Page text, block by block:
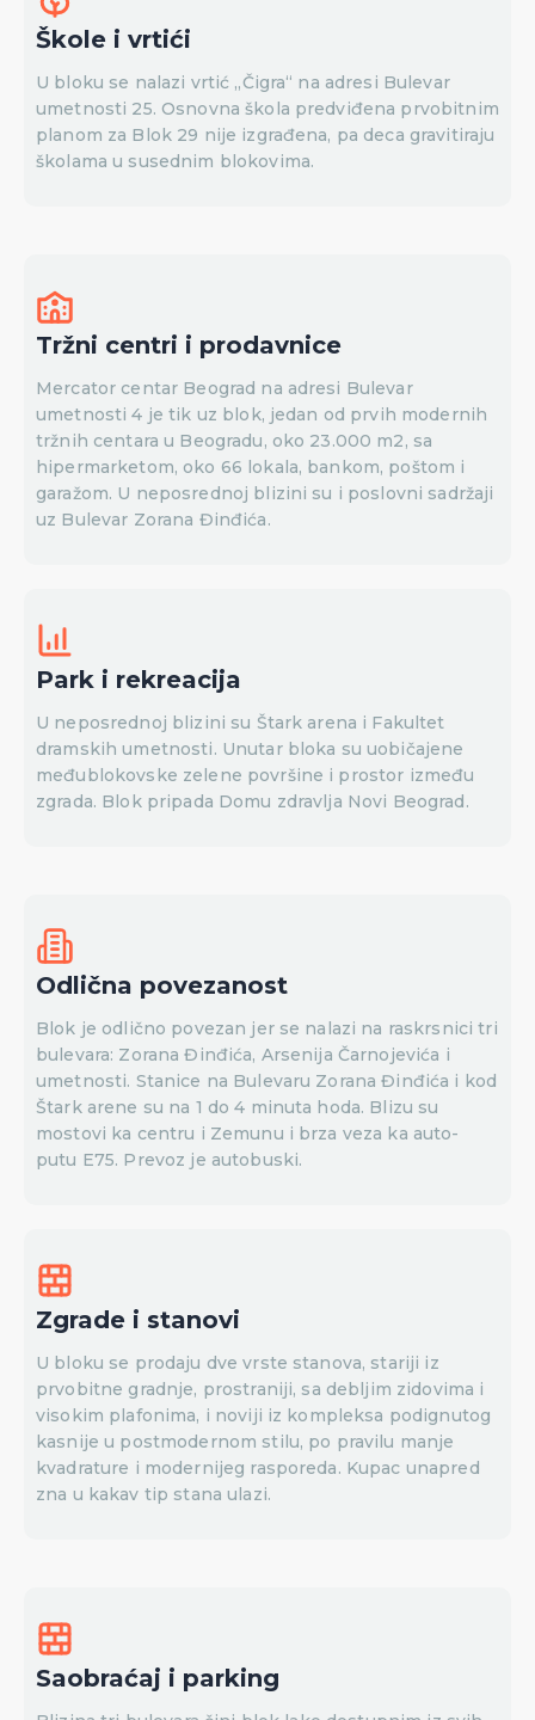
Škole i vrtići
U bloku se nalazi vrtić „Čigra“ na adresi Bulevar
umetnosti 25. Osnovna škola predviđena prvobitnim
planom za Blok 29 nije izgrađena, pa deca gravitiraju
školama u susednim blokovima.
Tržni centri i prodavnice
Mercator centar Beograd na adresi Bulevar
umetnosti 4 je tik uz blok, jedan od prvih modernih
tržnih centara u Beogradu, oko 23.000 m2, sa
hipermarketom, oko 66 lokala, bankom, poštom i
garažom. U neposrednoj blizini su i poslovni sadržaji
uz Bulevar Zorana Đinđića.
Park i rekreacija
U neposrednoj blizini su Štark arena i Fakultet
dramskih umetnosti. Unutar bloka su uobičajene
međublokovske zelene površine i prostor između
zgrada. Blok pripada Domu zdravlja Novi Beograd.
Odlična povezanost
Blok je odlično povezan jer se nalazi na raskrsnici tri
bulevara: Zorana Đinđića, Arsenija Čarnojevića i
umetnosti. Stanice na Bulevaru Zorana Đinđića i kod
Štark arene su na 1 do 4 minuta hoda. Blizu su
mostovi ka centru i Zemunu i brza veza ka auto-
putu E75. Prevoz je autobuski.
Zgrade i stanovi
U bloku se prodaju dve vrste stanova, stariji iz
prvobitne gradnje, prostraniji, sa debljim zidovima i
visokim plafonima, i noviji iz kompleksa podignutog
kasnije u postmodernom stilu, po pravilu manje
kvadrature i modernijeg rasporeda. Kupac unapred
zna u kakav tip stana ulazi.
Saobraćaj i parking